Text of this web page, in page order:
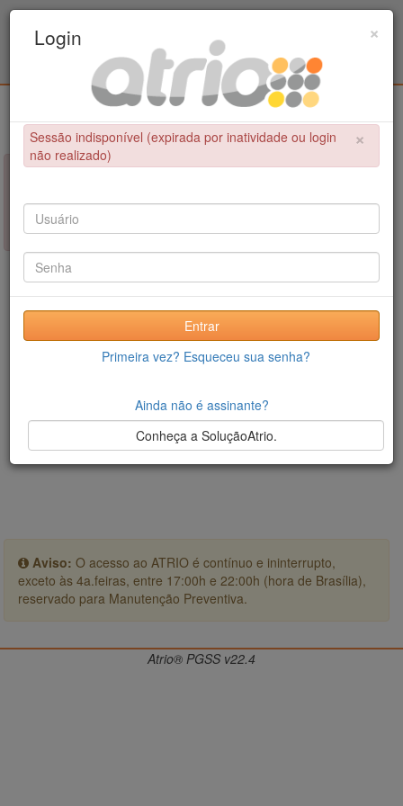
Metalúrgica e de Materiais - COPPE / UFRJ
×
NÃO FOI POSSÍVEL CONCLUIR A OPERAÇÃO
Sessão indisponível (expirada por inatividade ou login não
realizado)
Aviso: O acesso ao ATRIO é contínuo e ininterrupto,
exceto às 4a.feiras, entre 17:00h e 22:00h (hora de Brasília),
reservado para Manutenção Preventiva.
×
Login
×
Sessão indisponível (expirada por inatividade ou login
não realizado)
Entrar
Primeira vez? Esqueceu sua senha?
Ainda não é assinante?
Conheça a SoluçãoAtrio.
Atrio® PGSS v22.4